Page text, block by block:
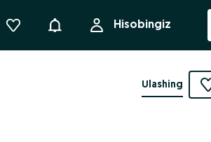
Bildirishnoma Hisobingiz
Ulashing